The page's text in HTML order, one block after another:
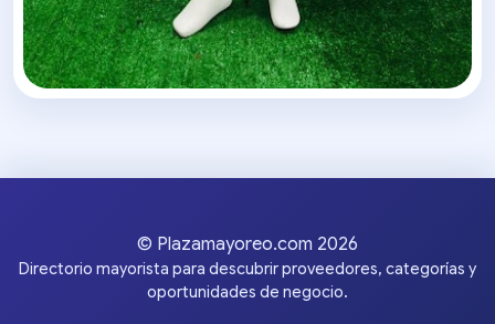
© Plazamayoreo.com 2026
Directorio mayorista para descubrir proveedores, categorías y
oportunidades de negocio.